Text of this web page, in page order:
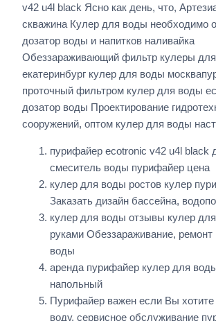
v42 u4l black Ясно как день, что,
скважина Кулер для воды необходимо
дозатор воды и напитков наливайка
Обеззараживающий фильтр кулеры
екатеринбург кулер для воды
проточный фильтром кулер для воды
дозатор воды Проектирование
сооружений, оптом кулер для воды
пурифайер ecotronic v42 u4l black
смеситель воды пурифайер цена
кулер для воды ростов кулер
Заказать дизайн бассейна,
кулер для воды отзывы кулер
руками Обеззараживание, ремонт
воды
аренда пурифайер кулер для
напольный
Пурифайер важен если Вы хотите
воду. сервисное обслуживание